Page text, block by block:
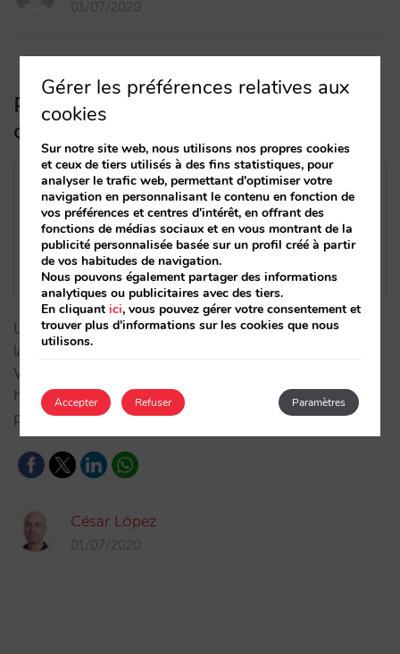
01/07/2020
Pourquoi votre hôtel ou chaîne
devrait avoir un club de fidélité
Un club de fidélité signifie une nouvelle norme dans
la vente directe et le client commence à s'y habituer.
Votre chaîne devrait-elle en avoir un ? De plus, les
hôtels indépendants devraient-ils également y
participer ?…
César López
01/07/2020
Gérer les préférences relatives aux
cookies
Sur notre site web, nous utilisons nos propres cookies
et ceux de tiers utilisés à des fins statistiques, pour
analyser le trafic web, permettant d'optimiser votre
navigation en personnalisant le contenu en fonction de
vos préférences et centres d'intérêt, en offrant des
fonctions de médias sociaux et en vous montrant de la
publicité personnalisée basée sur un profil créé à partir
de vos habitudes de navigation.
Nous pouvons également partager des informations
analytiques ou publicitaires avec des tiers.
En cliquantici, vous pouvez gérer votre consentement et
trouver plus d'informations sur les cookies que nous
utilisons.
Accepter Paramètres
Refuser